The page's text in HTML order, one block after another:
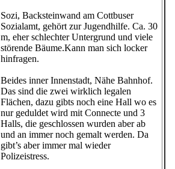
Sozi, Backsteinwand am Cottbuser
Sozialamt, gehört zur Jugendhilfe. Ca. 30
m, eher schlechter Untergrund und viele
störende Bäume.Kann man sich locker
hinfragen.
Beides inner Innenstadt, Nähe Bahnhof.
Das sind die zwei wirklich legalen
Flächen, dazu gibts noch eine Hall wo es
nur geduldet wird mit Connecte und 3
Halls, die geschlossen wurden aber ab
und an immer noch gemalt werden. Da
gibt’s aber immer mal wieder
Polizeistress.